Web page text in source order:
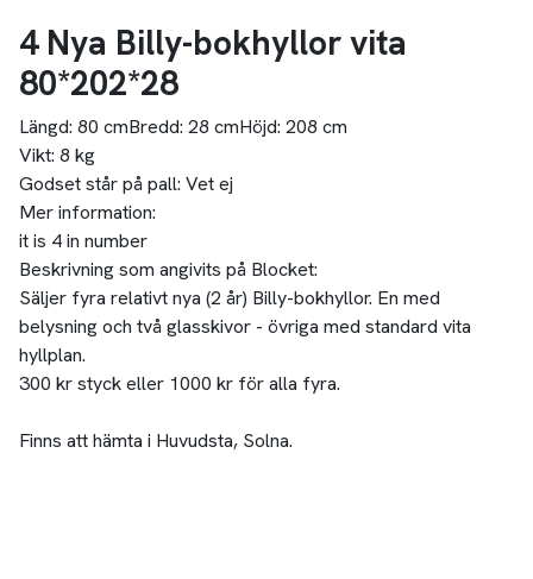
4 Nya Billy-bokhyllor vita
80*202*28
Längd: 80 cmBredd: 28 cmHöjd: 208 cm
Vikt: 8 kg
Godset står på pall: Vet ej
Mer information:
it is 4 in number
Beskrivning som angivits på Blocket:
Säljer fyra relativt nya (2 år) Billy-bokhyllor. En med
belysning och två glasskivor - övriga med standard vita
hyllplan.
300 kr styck eller 1000 kr för alla fyra.
Finns att hämta i Huvudsta, Solna.